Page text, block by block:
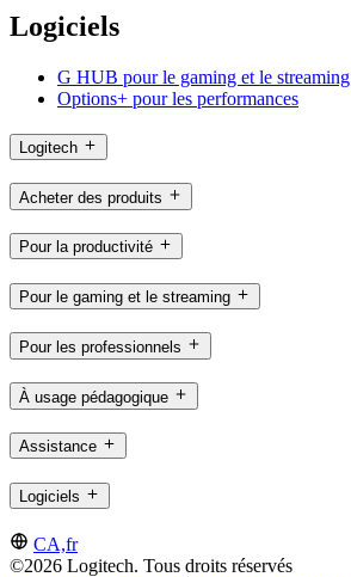
Logiciels
G HUB pour le gaming et le streaming
Options+ pour les performances
Logitech
Acheter des produits
Pour la productivité
Pour le gaming et le streaming
Pour les professionnels
À usage pédagogique
Assistance
Logiciels
CA,fr
©2026 Logitech. Tous droits réservés